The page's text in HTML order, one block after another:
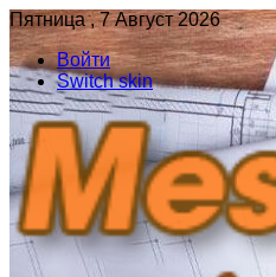
Пятница , 7 Август 2026
Войти
Switch skin